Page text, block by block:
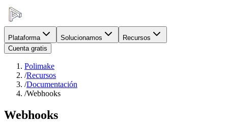
Plataforma Solucionamos
Recursos
Cuenta gratis
Polimake
/Recursos
/Documentación
/Webhooks
Webhooks